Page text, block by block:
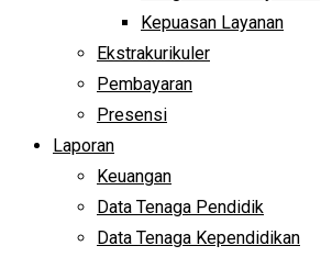
Kepuasan Layanan
Ekstrakurikuler
Pembayaran
Presensi
Laporan
Keuangan
Data Tenaga Pendidik
Data Tenaga Kependidikan